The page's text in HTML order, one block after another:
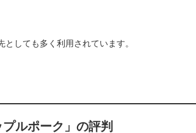
しても多く利用されています。
ルポーク」の評判